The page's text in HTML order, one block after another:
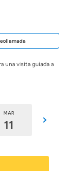
una visita guiada a
MAR
11